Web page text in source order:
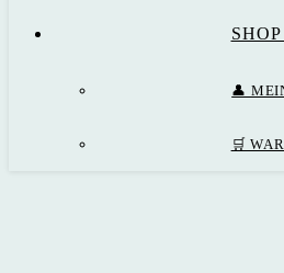
SHOP
👤
🛒